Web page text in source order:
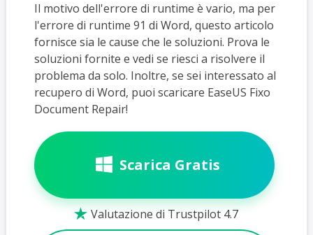
Il motivo dell'errore di runtime è vario, ma per
l'errore di runtime 91 di Word, questo articolo
fornisce sia le cause che le soluzioni. Prova le
soluzioni fornite e vedi se riesci a risolvere il
problema da solo. Inoltre, se sei interessato al
recupero di Word, puoi scaricare EaseUS Fixo
Document Repair!
Scarica Gratis
 Valutazione di Trustpilot 4.7